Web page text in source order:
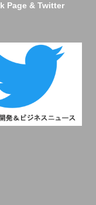
Page & Twitter